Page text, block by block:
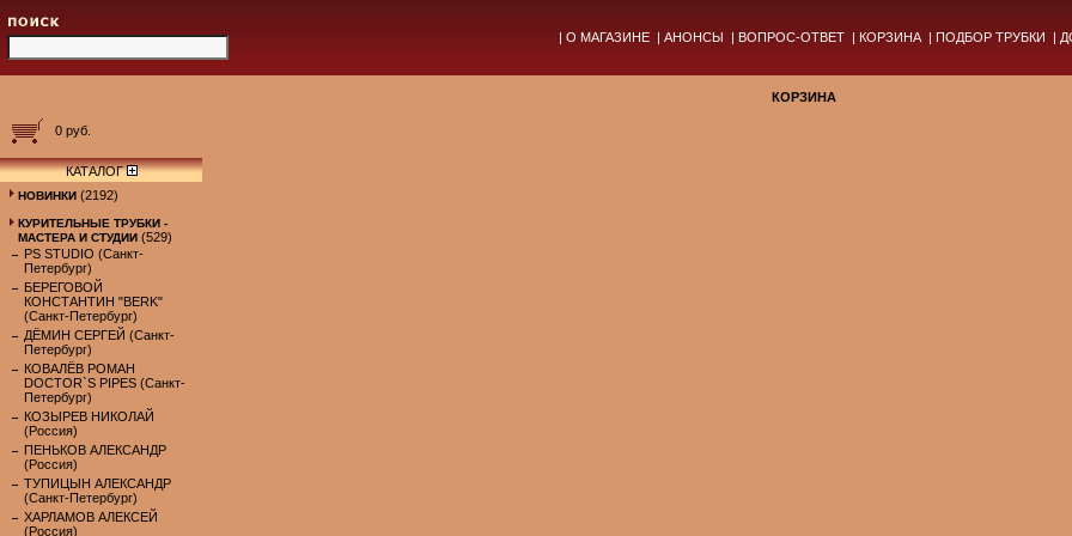
| О МАГАЗИНЕ | АНОНСЫ | ВОПРОС-ОТВЕТ | КОРЗИНА | ПОДБОР ТРУБКИ |
КОРЗИНА
0 руб.
КАТАЛОГ
НОВИНКИ (2192)
КУРИТЕЛЬНЫЕ ТРУБКИ -
МАСТЕРА И СТУДИИ (529)
PS STUDIO (Санкт-
Петербург)
БЕРЕГОВОЙ
КОНСТАНТИН "BERK"
(Санкт-Петербург)
ДЁМИН СЕРГЕЙ (Санкт-
Петербург)
КОВАЛЁВ РОМАН
DOCTOR`S PIPES (Санкт-
Петербург)
КОЗЫРЕВ НИКОЛАЙ
(Россия)
ПЕНЬКОВ АЛЕКСАНДР
(Россия)
ТУПИЦЫН АЛЕКСАНДР
(Санкт-Петербург)
ХАРЛАМОВ АЛЕКСЕЙ
(Россия)